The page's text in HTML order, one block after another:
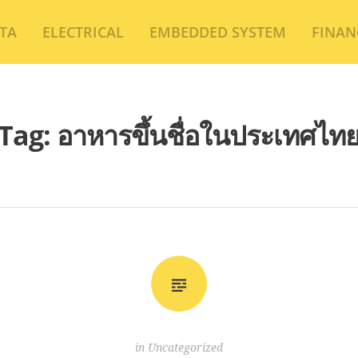
ELECTRICAL EMBEDDED SYSTEM
อาหารขึ้นชื่อในประเทศไท
in Uncategorized